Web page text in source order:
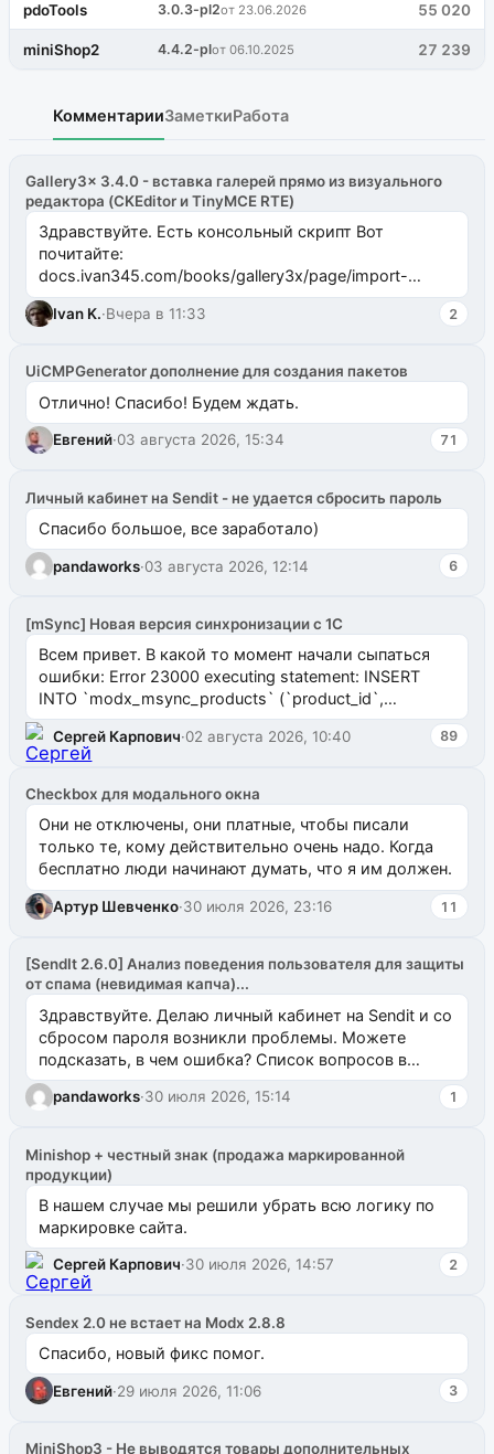
pdoTools 3.0.3-pl2от 23.06.2026 55 020
miniShop2 4.4.2-plот 06.10.2025 27 239
КомментарииЗаметкиРабота
Gallery3x 3.4.0 - вставка галерей прямо из визуального
редактора (CKEditor и TinyMCE RTE)
Здравствуйте. Есть консольный скрипт Вот
почитайте:
docs.ivan345.com/books/gallery3x/page/import-
ms2galleryphp
Ivan K.·Вчера в 11:33 2
UiCMPGenerator дополнение для создания пакетов
Отлично! Спасибо! Будем ждать.
Евгений·03 августа 2026, 15:34 71
Личный кабинет на Sendit - не удается сбросить пароль
Спасибо большое, все заработало)
pandaworks·03 августа 2026, 12:14 6
[mSync] Новая версия синхронизации с 1С
Всем привет. В какой то момент начали сыпаться
ошибки: Error 23000 executing statement: INSERT
INTO `modx_msync_products` (`product_id`,
`uuid_1c`) VALUES ...
Сергей Карпович·02 августа 2026, 10:40 89
Checkbox для модального окна
Они не отключены, они платные, чтобы писали
только те, кому действительно очень надо. Когда
бесплатно люди начинают думать, что я им должен.
Артур Шевченко·30 июля 2026, 23:16 11
[SendIt 2.6.0] Анализ поведения пользователя для защиты
от спама (невидимая капча)...
Здравствуйте. Делаю личный кабинет на Sendit и со
сбросом пароля возникли проблемы. Можете
подсказать, в чем ошибка? Список вопросов в
одноименном разделе на modx.pro пока пуст, и,...
pandaworks·30 июля 2026, 15:14 1
Minishop + честный знак (продажа маркированной
продукции)
В нашем случае мы решили убрать всю логику по
маркировке сайта.
Сергей Карпович·30 июля 2026, 14:57 2
Sendex 2.0 не встает на Modx 2.8.8
Спасибо, новый фикс помог.
Евгений·29 июля 2026, 11:06 3
MiniShop3 - Не выводятся товары дополнительных